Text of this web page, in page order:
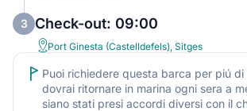
3 Check-out: 09:00
Port Ginesta (Castelldefels), Sitges
Puoi richiedere questa barca per piú di
dovrai ritornare in marina ogni sera a
siano stati presi accordi diversi con il